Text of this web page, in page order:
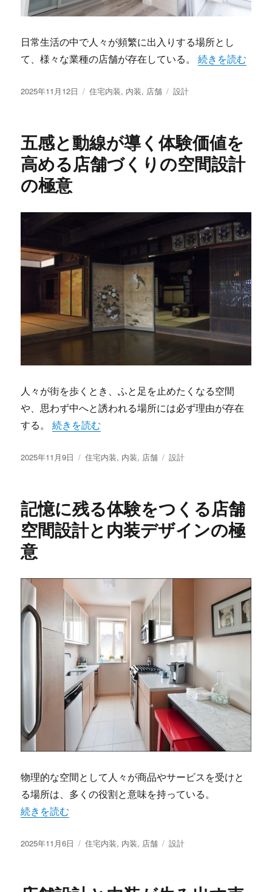
日常生活の中で人々が頻繁に出入りする場所とし
て、様々な業種の店舗が存在している。“店舗の内装と
続きを読む
投
2025年11月12日
カ
ー
住宅内装, 内装, 店舗
タ
設計
五感と動線が導く体験価値を
高める店舗づくりの空間設計
の極意
人々が街を歩くとき、ふと足を止めたくなる空間
や、思わず中へと誘われる場所には必ず理由が存在
する。“五感と動線が導く体験価値を高める店舗づくり
続きを読む
投
2025年11月9日
カ
ー
住宅内装, 内装, 店舗
タ
設計
記憶に残る体験をつくる店舗
空間設計と内装デザインの極
意
物理的な空間として人々が商品やサービスを受けと
る場所は、多くの役割と意味を持っている。
“記憶に残る体験をつくる店舗空間設計と内装デザインの
続きを読む
投
2025年11月6日
カ
住宅内装, 内装, 店舗
タ
設計